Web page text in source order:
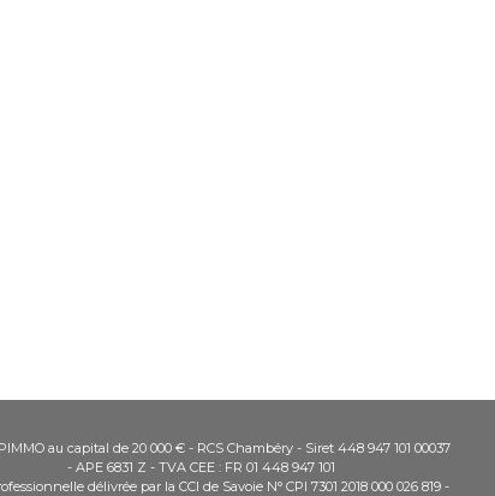
au capital de 20 000 € - RCS Chambéry - Siret 448 947 101 00037
- APE 6831 Z - TVA CEE : FR 01 448 947 101
délivrée par la CCI de Savoie N° CPI 7301 2018 000 026 819 -